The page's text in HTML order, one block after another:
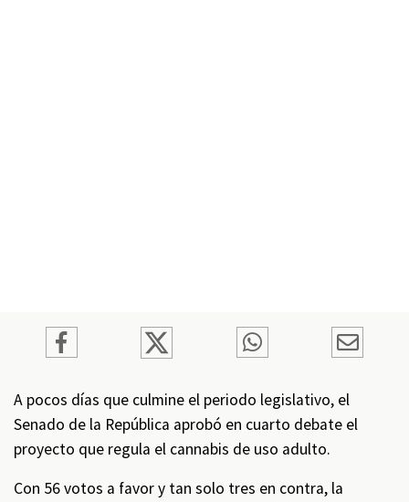
A pocos días que culmine el periodo legislativo, el
Senado de la República aprobó en cuarto debate el
proyecto que regula el cannabis de uso adulto.
Con 56 votos a favor y tan solo tres en contra, la